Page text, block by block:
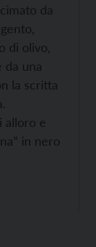
da
di olivo,
da una
la scritta
alloro e
in nero